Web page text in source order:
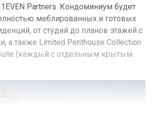
Partners. Кондоминиум будет
меблированных и готовых
от студий до планов этажей с
а также Limited Penthouse Collection
(каждый с отдельным крытым